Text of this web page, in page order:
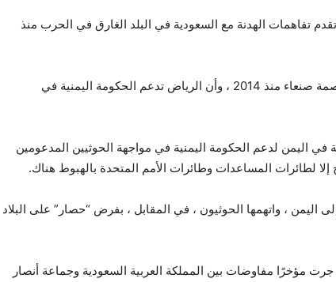
تفاهمات الهدنة مع السعودية في البلد الغارق في الحرب منذ
يشار إلى أن جماعة الحوثي تسيطر على العاصمة صنعاء منذ 2014 ، وأن الرياض تدعم الحكومة اليمنية في
اليمن لدعم الحكومة اليمنية في مواجهة الحوثيين المدعومين
لطائرات المساعدات وطائرات الأمم المتحدة بالهبوط هناك.
اليمن ، واتهمها الحوثيون ، في المقابل ، بفرض “حصار” على البلاد
مؤخرًا مفاوضات بين المملكة العربية السعودية وجماعة أنصار